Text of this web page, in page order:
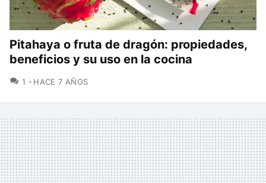
Pitahaya o fruta de dragón: propiedades,
beneficios y su uso en la cocina
1 COMENTARIOS
HACE 7 AÑOS